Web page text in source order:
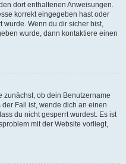
dort enthaltenen Anweisungen.
korrekt eingegeben hast oder
wurde. Wenn du dir sicher bist,
wurde, dann kontaktiere einen
zunächst, ob dein Benutzername
Fall ist, wende dich an einen
du nicht gesperrt wurdest. Es ist
mit der Website vorliegt,